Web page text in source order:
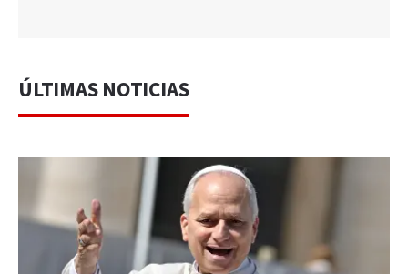
ÚLTIMAS NOTICIAS